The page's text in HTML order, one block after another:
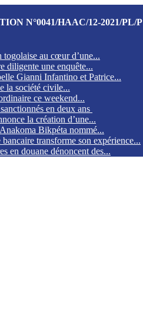
N°0041/HAAC/12-2021/PL/P
au cœur d’une...
diligente une enquête...
Gianni Infantino et Patrice...
la société civile...
ce weekend...
en deux ans
la création d’une...
Bikpéta nommé...
transforme son expérience...
en douane dénoncent des...